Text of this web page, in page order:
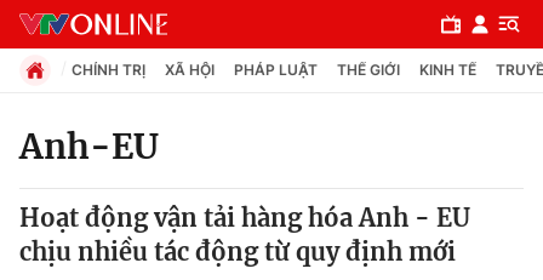
Chuyên mục
Chính trị
CHÍNH TRỊ XÃ HỘI PHÁP LUẬT THẾ GIỚI KINH TẾ
Anh-EU
Hoạt động vận tải hàng hóa Anh - EU
chịu nhiều tác động từ quy định mới